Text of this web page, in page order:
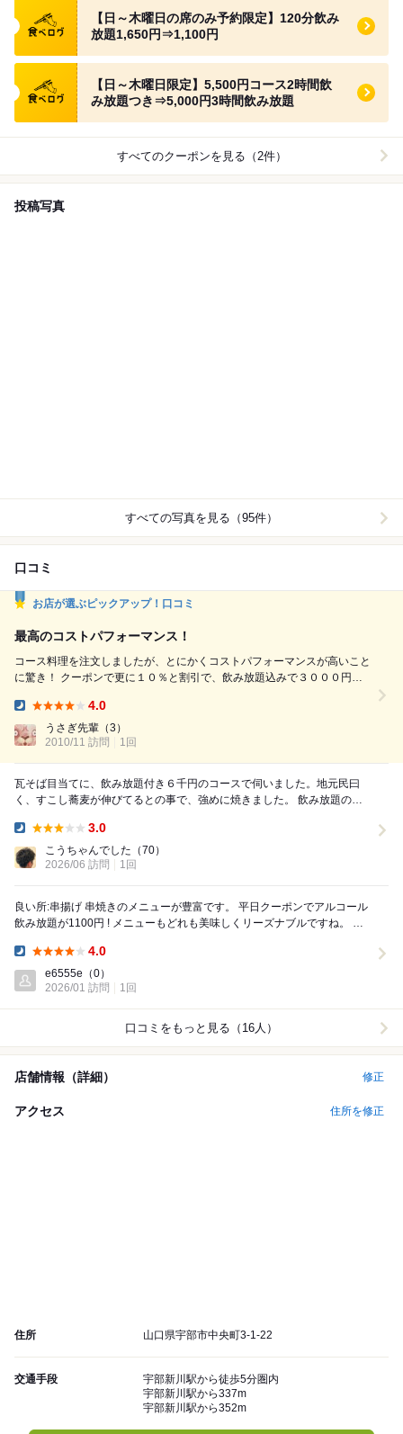
【日～木曜日の席のみ予約限定】120分飲み
放題1,650円⇒1,100円
食べログ クーポン
【日～木曜日限定】5,500円コース2時間飲
み放題つき⇒5,000円3時間飲み放題
すべてのクーポンを見る（2件）
投稿写真
すべての写真を見る（95件）
口コミ
お店が選ぶピックアップ！口コミ
最高のコストパフォーマンス！
コース料理を注文しましたが、とにかくコストパフォーマンスが高いこと
に驚き！ クーポンで更に１０％と割引で、飲み放題込みで３０００円ち
ちょうどいいくらいで、追加注文は結局なかった。 肉・野菜汁を使った
ラーメンはだしがいいだけあってかなり美味かった♪ ラストはデザートで
4.0
うさぎ先輩 （3）
2010/11 訪問
1回
瓦そば目当てに、飲み放題付き６千円のコースで伺いました。地元民曰
く、すこし蕎麦が伸びてるとの事で、強めに焼きました。 飲み放題の種
3.0
こうちゃんでした （70）
2026/06 訪問
1回
良い所:串揚げ 串焼きのメニューが豊富です。 平日クーポンでアルコール
飲み放題が1100円 ! メニューもどれも美味しくリーズナブルですね。 悪
4.0
e6555e （0）
2026/01 訪問
1回
口コミをもっと見る（16人）
店舗情報（詳細） 修正
アクセス 住所を修正
住所 山口県宇部市中央町3-1-22
交通手段
宇部新川駅から徒歩5分圏内
宇部新川駅から337m
宇部新川駅から352m